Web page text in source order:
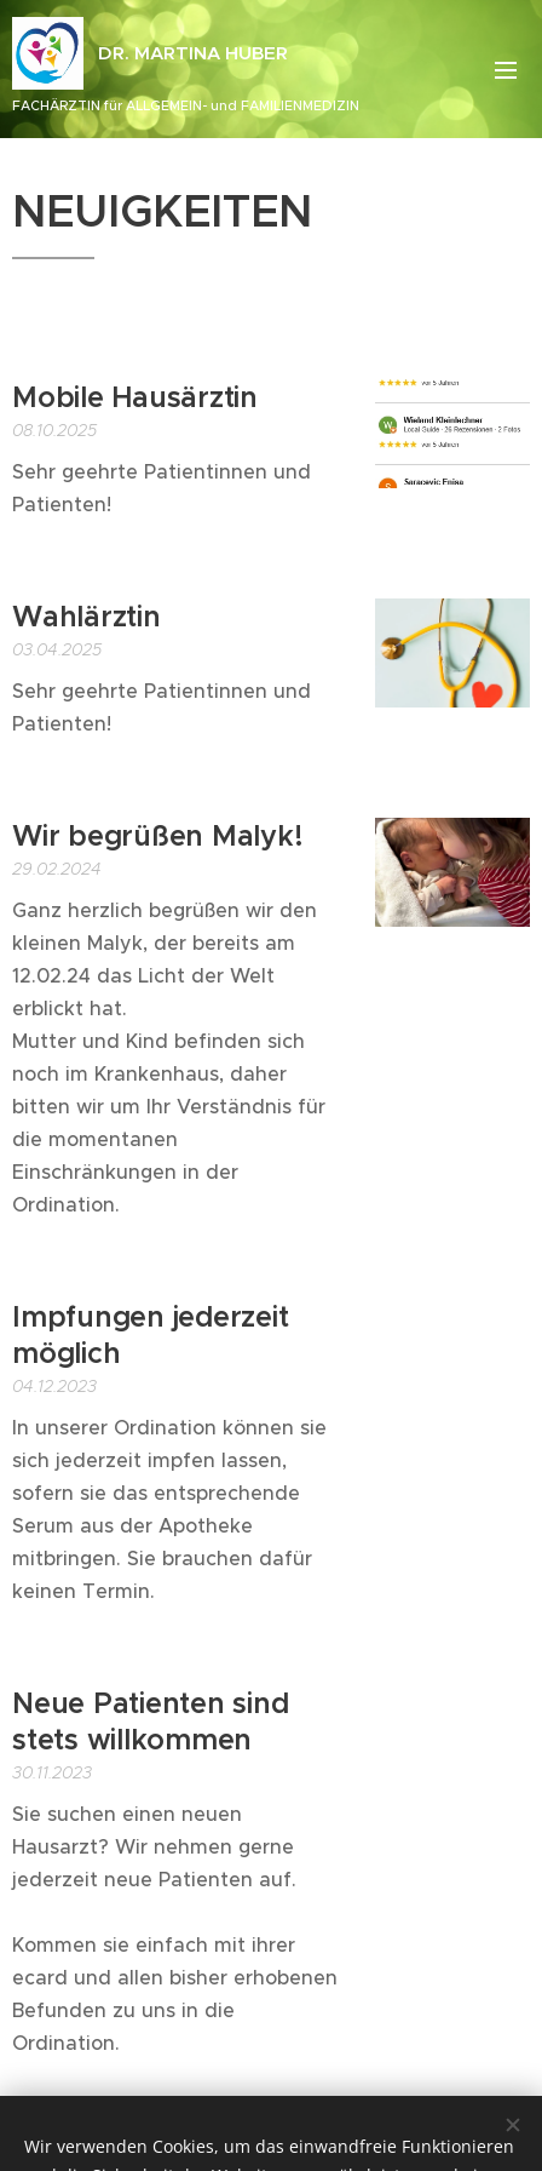
DR. MARTINA HUBER
FACHÄRZTIN für ALLGEMEIN- und FAMILIENMEDIZIN
NEUIGKEITEN
Mobile Hausärztin
08.10.2025
Sehr geehrte Patientinnen und
Patienten!
Wahlärztin
03.04.2025
Sehr geehrte Patientinnen und
Patienten!
Wir begrüßen Malyk!
29.02.2024
Ganz herzlich begrüßen wir den
kleinen Malyk, der bereits am
12.02.24 das Licht der Welt
erblickt hat.
Mutter und Kind befinden sich
noch im Krankenhaus, daher
bitten wir um Ihr Verständnis für
die momentanen
Einschränkungen in der
Ordination.
Impfungen jederzeit
möglich
04.12.2023
In unserer Ordination können sie
sich jederzeit impfen lassen,
sofern sie das entsprechende
Serum aus der Apotheke
mitbringen. Sie brauchen dafür
keinen Termin.
Neue Patienten sind
stets willkommen
30.11.2023
Sie suchen einen neuen
Hausarzt? Wir nehmen gerne
jederzeit neue Patienten auf.
Kommen sie einfach mit ihrer
ecard und allen bisher erhobenen
Befunden zu uns in die
Ordination.
Wir verwenden Cookies, um das einwandfreie Funktionieren